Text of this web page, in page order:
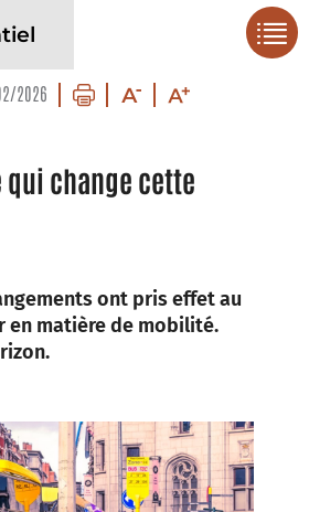
2026
qui change cette
ont pris effet au
en matière de mobilité.